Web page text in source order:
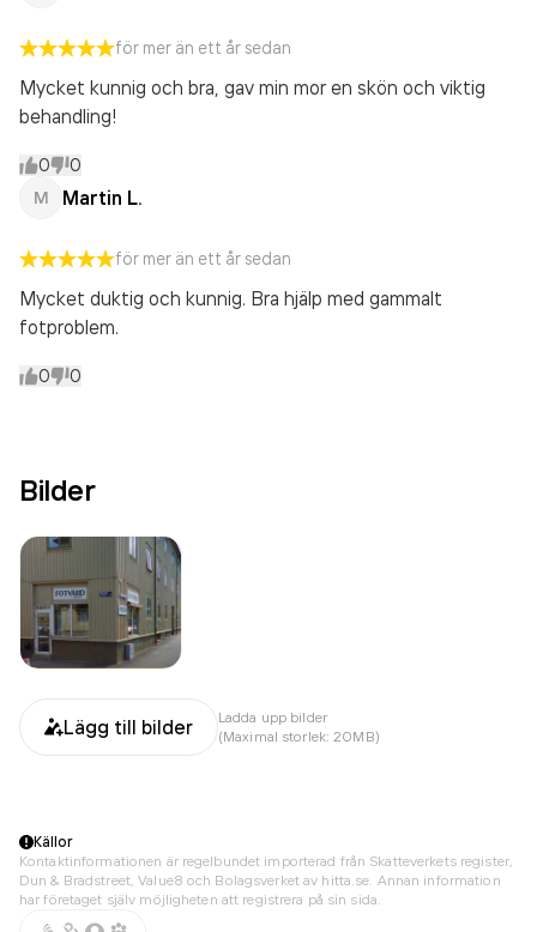
för mer än ett år sedan
Mycket kunnig och bra, gav min mor en skön och viktig
behandling!
0 0
M Martin L.
för mer än ett år sedan
Mycket duktig och kunnig. Bra hjälp med gammalt
fotproblem.
0 0
Bilder
Lägg till bilder
Ladda upp bilder
(Maximal storlek: 20MB)
Källor
Kontaktinformationen är regelbundet importerad från Skatteverkets register,
Dun & Bradstreet, Value8 och Bolagsverket av hitta.se. Annan information
har företaget själv möjligheten att registrera på sin sida.